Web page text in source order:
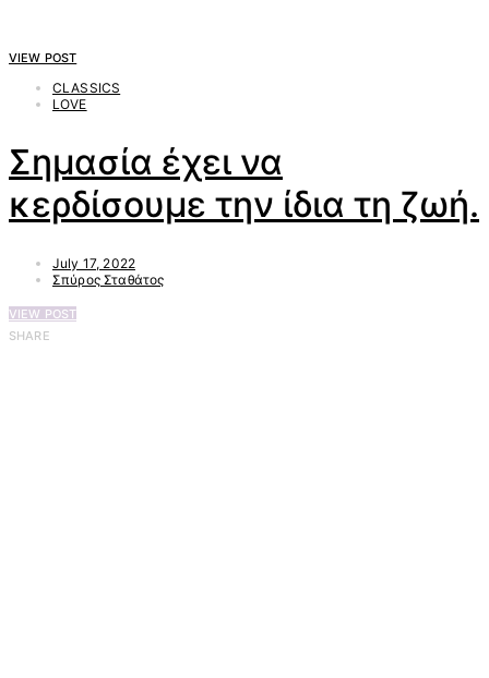
VIEW POST
CLASSICS
LOVE
Σημασία έχει να
κερδίσουμε την ίδια τη ζωή.
July 17, 2022
Σπύρος Σταθάτος
VIEW POST
SHARE